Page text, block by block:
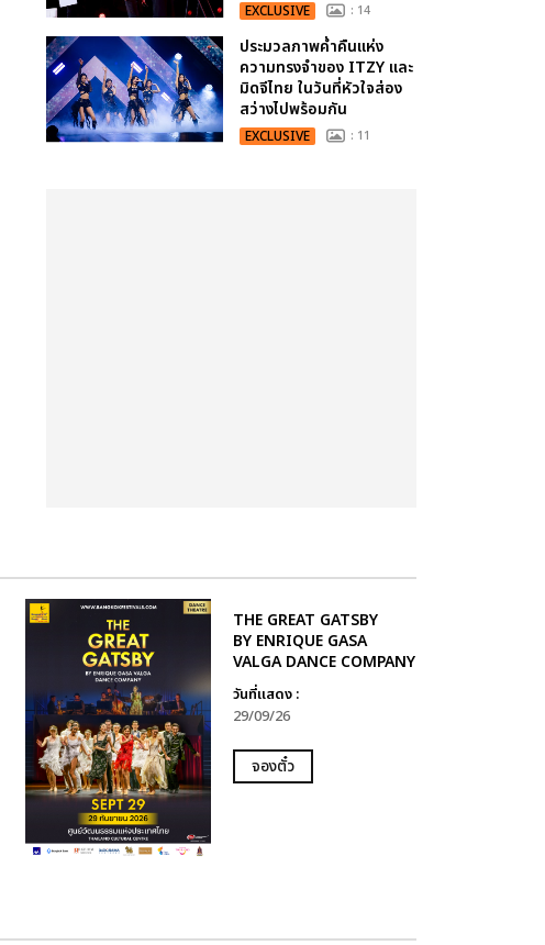
EXCLUSIVE : 14
ประมวลภาพค่ำคืนแห่ง
ความทรงจำของ ITZY และ
มิดจีไทย ในวันที่หัวใจส่อง
สว่างไปพร้อมกัน
EXCLUSIVE : 11
THE GREAT GATSBY
BY ENRIQUE GASA
VALGA DANCE COMPANY
วันที่แสดง :
29/09/26
จองตั๋ว